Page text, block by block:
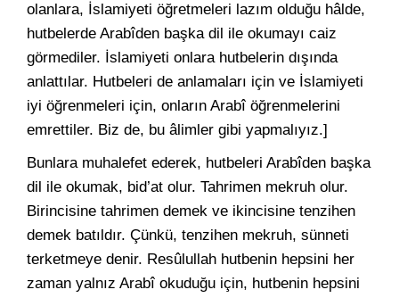
olanlara, İslamiyeti öğretmeleri lazım olduğu hâlde,
hutbelerde Arabîden başka dil ile okumayı caiz
görmediler. İslamiyeti onlara hutbelerin dışında
anlattılar. Hutbeleri de anlamaları için ve İslamiyeti
iyi öğrenmeleri için, onların Arabî öğrenmelerini
emrettiler. Biz de, bu âlimler gibi yapmalıyız.]
Bunlara muhalefet ederek, hutbeleri Arabîden başka
dil ile okumak, bid’at olur. Tahrimen mekruh olur.
Birincisine tahrimen demek ve ikincisine tenzihen
demek batıldır. Çünkü, tenzihen mekruh, sünneti
terketmeye denir. Resûlullah hutbenin hepsini her
zaman yalnız Arabî okuduğu için, hutbenin hepsini